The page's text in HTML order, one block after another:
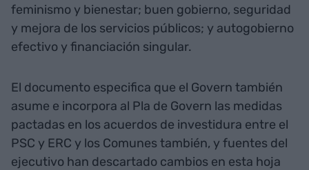
feminismo y bienestar; buen gobierno, seguridad
y mejora de los servicios públicos; y autogobierno
efectivo y financiación singular.
El documento especifica que el Govern también
asume e incorpora al Pla de Govern las medidas
pactadas en los acuerdos de investidura entre el
PSC y ERC y los Comunes también, y fuentes del
ejecutivo han descartado cambios en esta hoja